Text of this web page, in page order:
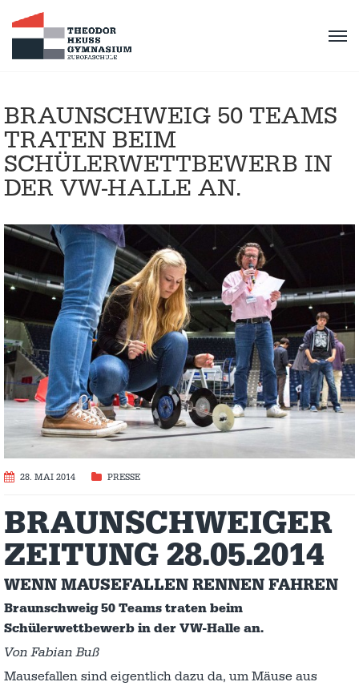
BRAUNSCHWEIG 50 TEAMS
TRATEN BEIM
SCHÜLERWETTBEWERB IN
DER VW-HALLE AN.
28. MAI 2014 PRESSE
BRAUNSCHWEIGER
ZEITUNG 28.05.2014
WENN MAUSEFALLEN RENNEN FAHREN
Braunschweig 50 Teams traten beim
Schülerwettbewerb in der VW-Halle an.
Von Fabian Buß
Mausefallen sind eigentlich dazu da, um Mäuse aus